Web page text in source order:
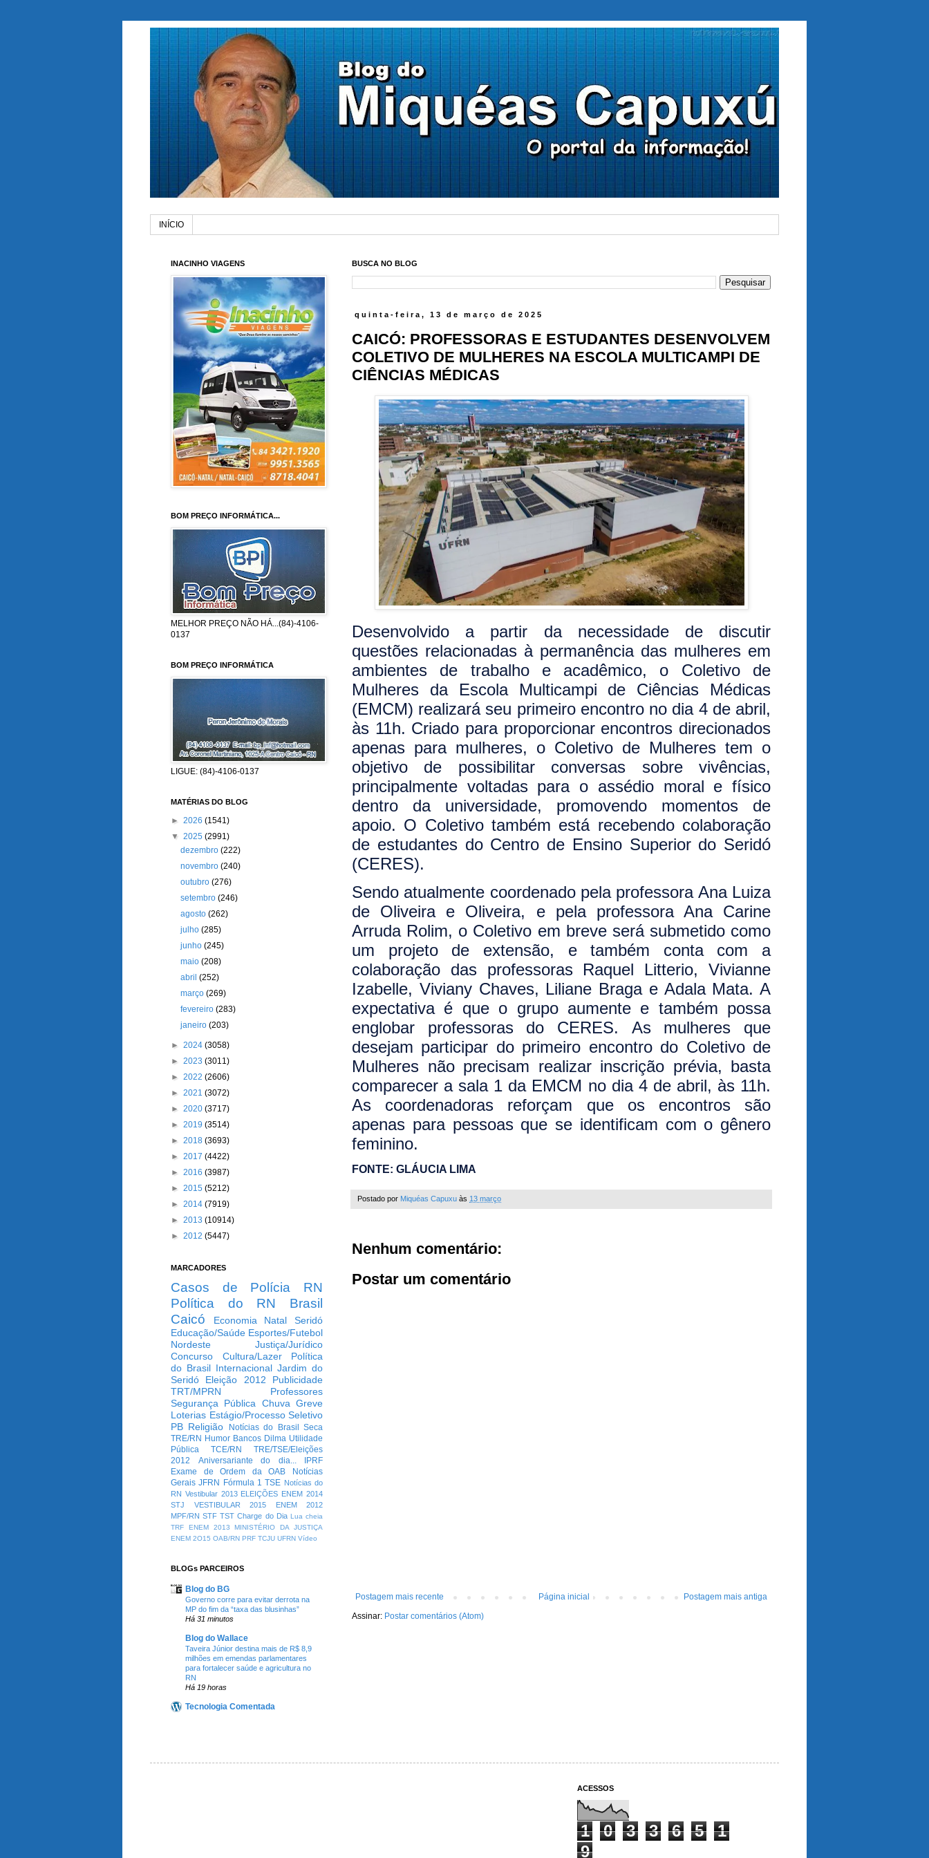
INÍCIO
BUSCA NO BLOG
quinta-feira, 13 de março de 2025
CAICÓ: PROFESSORAS E ESTUDANTES DESENVOLVEM
COLETIVO DE MULHERES NA ESCOLA MULTICAMPI DE
CIÊNCIAS MÉDICAS
Desenvolvido a partir da necessidade de discutir
questões relacionadas à permanência das mulheres em
ambientes de trabalho e acadêmico, o Coletivo de
Mulheres da Escola Multicampi de Ciências Médicas
(EMCM) realizará seu primeiro encontro no dia 4 de abril,
às 11h. Criado para proporcionar encontros direcionados
apenas para mulheres, o Coletivo de Mulheres tem o
objetivo de possibilitar conversas sobre vivências,
principalmente voltadas para o assédio moral e físico
dentro da universidade, promovendo momentos de
apoio. O Coletivo também está recebendo colaboração
de estudantes do Centro de Ensino Superior do Seridó
(CERES).
Sendo atualmente coordenado pela professora Ana Luiza
de Oliveira e Oliveira, e pela professora Ana Carine
Arruda Rolim, o Coletivo em breve será submetido como
um projeto de extensão, e também conta com a
colaboração das professoras Raquel Litterio, Vivianne
Izabelle, Viviany Chaves, Liliane Braga e Adala Mata. A
expectativa é que o grupo aumente e também possa
englobar professoras do CERES. As mulheres que
desejam participar do primeiro encontro do Coletivo de
Mulheres não precisam realizar inscrição prévia, basta
comparecer a sala 1 da EMCM no dia 4 de abril, às 11h.
As coordenadoras reforçam que os encontros são
apenas para pessoas que se identificam com o gênero
feminino.
FONTE: GLÁUCIA LIMA
Postado por Miquéas Capuxu às 13 março
Nenhum comentário:
Postar um comentário
Postagem mais recente Postagem mais antiga
Página inicial
Assinar: Postar comentários (Atom)
INACINHO VIAGENS
BOM PREÇO INFORMÁTICA...
MELHOR PREÇO NÃO HÁ...(84)-4106-
0137
BOM PREÇO INFORMÁTICA
LIGUE: (84)-4106-0137
MATÉRIAS DO BLOG
► 2026 (1541)
▼ 2025 (2991)
dezembro(222)
novembro(240)
outubro(276)
setembro(246)
agosto(262)
julho(285)
junho(245)
maio(208)
abril(252)
março(269)
fevereiro(283)
janeiro(203)
► 2024 (3058)
► 2023 (3011)
► 2022 (2606)
► 2021 (3072)
► 2020 (3717)
► 2019 (3514)
► 2018 (3693)
► 2017 (4422)
► 2016 (3987)
► 2015 (5212)
► 2014 (7919)
► 2013 (10914)
► 2012 (5447)
MARCADORES
Casos de Polícia
RN
Política do RN
Brasil
Caicó
Economia Natal
Seridó
Educação/Saúde Esportes/Futebol
Nordeste
Justiça/Jurídico
Concurso
Cultura/Lazer
Política
do Brasil Internacional Jardim do
Seridó
Eleição 2012
Publicidade
TRT/MPRN
Professores
Segurança Pública Chuva Greve
Loterias Estágio/Processo Seletivo
PB Religião Notícias do Brasil
Seca
TRE/RN Humor Bancos Dilma Utilidade
Pública
TCE/RN
TRE/TSE/Eleições
2012
Aniversariante do dia...
IPRF
Exame de Ordem da OAB
Notícias
Gerais JFRN Fórmula 1 TSE Notícias do
RN Vestibular 2013 ELEIÇÕES ENEM 2014
STJ
VESTIBULAR 2015
ENEM 2012
MPF/RN STF TST Charge do Dia Lua cheia
TRF
ENEM 2013
MINISTÉRIO DA JUSTIÇA
ENEM 2O15 OAB/RN PRF TCJU UFRN Vídeo
BLOGs PARCEIROS
Blog do BG
Governo corre para evitar derrota na
MP do fim da “taxa das blusinhas”
Há 31 minutos
Blog do Wallace
Taveira Júnior destina mais de R$ 8,9
milhões em emendas parlamentares
para fortalecer saúde e agricultura no
RN
Há 19 horas
Tecnologia Comentada
ACESSOS
1 0 3 3 6 5
1
9